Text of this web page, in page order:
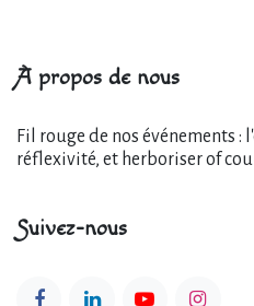
À propos de nous
Fil rouge de nos événements :
réflexivité, et herboriser of
Suivez-nous